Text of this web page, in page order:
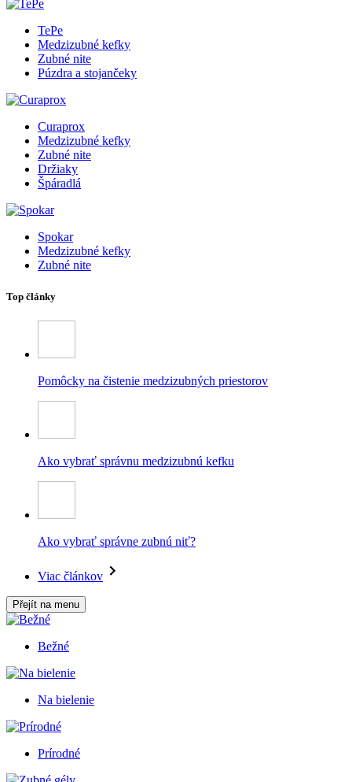
TePe
Medzizubné kefky
Zubné nite
Púzdra a stojančeky
Curaprox
Medzizubné kefky
Zubné nite
Držiaky
Špáradlá
Spokar
Medzizubné kefky
Zubné nite
Top články
Pomôcky na čistenie medzizubných priestorov
Ako vybrať správnu medzizubnú kefku
Ako vybrať správne zubnú niť?
Viac článkov
Přejít na menu
Bežné
Na bielenie
Prírodné